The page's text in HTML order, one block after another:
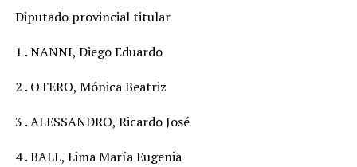
Diputado provincial titular
1 . NANNI, Diego Eduardo
2 . OTERO, Mónica Beatriz
3 . ALESSANDRO, Ricardo José
4 . BALL, Lima María Eugenia